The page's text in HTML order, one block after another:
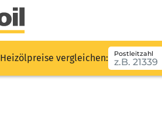
Heizölpreise vergleichen: Postleitzahl